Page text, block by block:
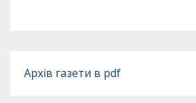
Архів газети в pdf